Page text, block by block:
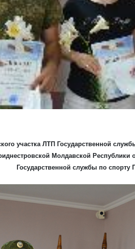
участка ЛТП Государственной
Молдавской Республики
Государственной службы по спорту